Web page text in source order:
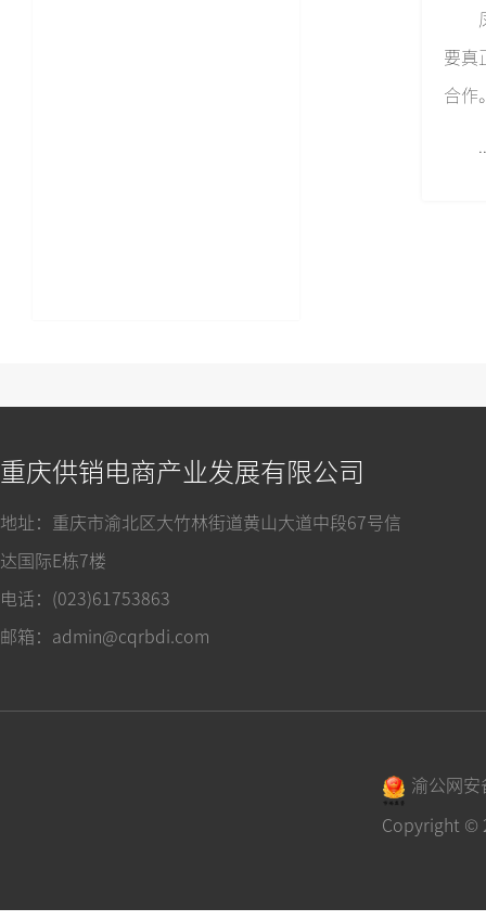
要真
合
重庆供销电商产业发展有限公司
地址：重庆市渝北区大竹林街道黄山大道中段67号信
达国际E栋7楼
电话：(023)61753863
邮箱：admin@cqrbdi.com
渝公网
Copyright ©